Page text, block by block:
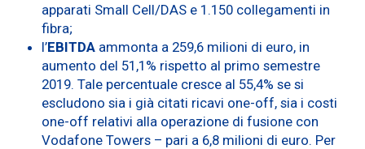
apparati Small Cell/DAS e 1.150 collegamenti in
fibra;
l’EBITDA ammonta a 259,6 milioni di euro, in
aumento del 51,1% rispetto al primo semestre
2019. Tale percentuale cresce al 55,4% se si
escludono sia i già citati ricavi one-off, sia i costi
one-off relativi alla operazione di fusione con
Vodafone Towers – pari a 6,8 milioni di euro. Per